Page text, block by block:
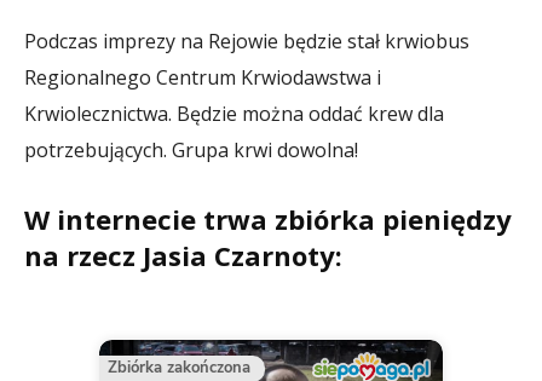
Podczas imprezy na Rejowie będzie stał krwiobus
Regionalnego Centrum Krwiodawstwa i
Krwiolecznictwa. Będzie można oddać krew dla
potrzebujących. Grupa krwi dowolna!
W internecie trwa zbiórka pieniędzy
na rzecz Jasia Czarnoty: